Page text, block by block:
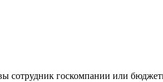
сотрудник госкомпании или